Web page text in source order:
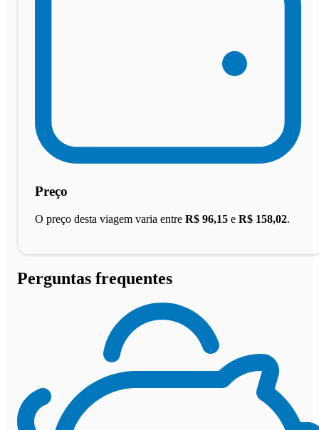
Preço
O preço desta viagem varia entre R$ 96,15 e R$ 158,02.
Perguntas frequentes